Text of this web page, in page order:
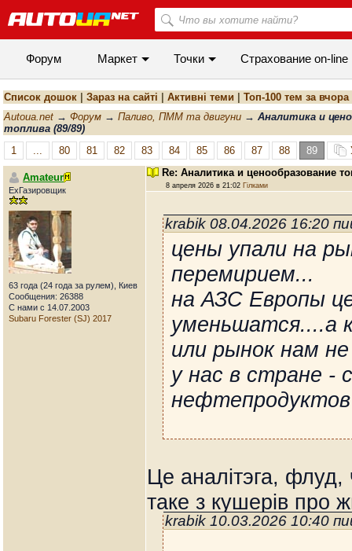
Форум Маркет Точки Cтрахование on-line
Список дошок Зараз на сайті Активні теми Топ-100 тем за вчора
Autoua.net → Форум → Паливо, ПММ та двигуни → Аналитика и
топлива (89/89)
1
... 80 81 82 83 84 85 86 87 88 89
Amateur
ExГазировщик
63 года (24 года за рулем), Киев
Сообщения: 26388
С нами с 14.07.2003
Subaru Forester (SJ) 2017
Re: Аналитика и ценообразование
8 апреля 2026 в 21:02 Гілками
krabik 08.04.2026 16:20
цены упали на
перемирием...
на АЗС Европы
уменьшатся....а
или рынок нам не
у нас в стране -
Це аналітэга, флуд,
таке з кушерів про
krabik 10.03.2026 10:40